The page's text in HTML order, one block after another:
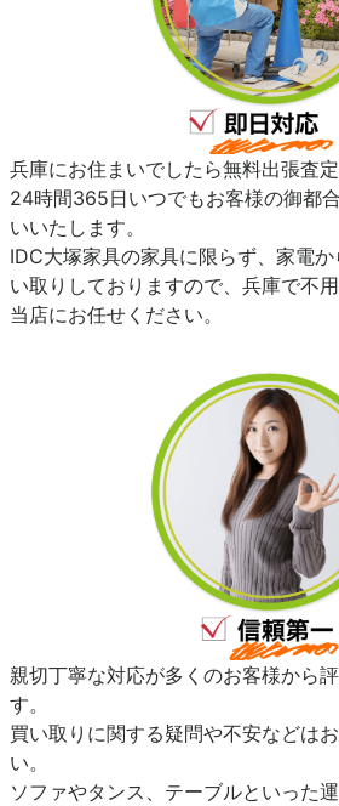
兵庫にお住まいでしたら無料出張査
24時間365日いつでもお客様の御都
いいたします。
IDC大塚家具の家具に限らず、家電
い取りしておりますので、兵庫で不
当店にお任せください。
親切丁寧な対応が多くのお客様から
す。
買い取りに関する疑問や不安などは
い。
ソファやタンス、テーブルといった